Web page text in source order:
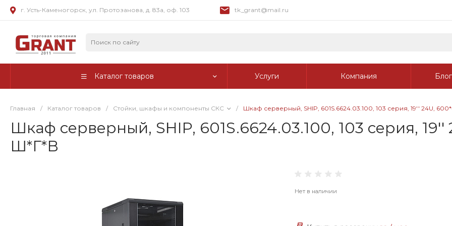
г. Усть-Каменогорск, ул. Протозанова, д. 83а, оф. 103 tk_grant@mail.ru
Каталог товаров Услуги Компания Блог
Главная / Каталог товаров / Стойки, шкафы и компоненты СКС / Шкаф серверный, SHIP, 601S.6624.03.100, 103 серия, 19'' 24U,
Шкаф серверный, SHIP, 601S.6624.03.100, 103 серия,
Ш*Г*В
Нет в наличии